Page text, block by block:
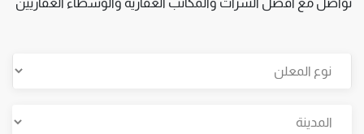
تواصل مع أفضل الشرات والمكاتب العقارية والوسطاء العقاريين